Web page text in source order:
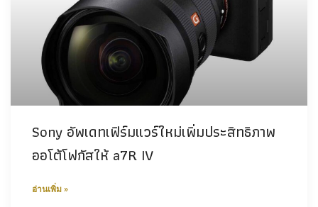
Sony อัพเดทเฟิร์มแวร์ใหม่เพิ่มประสิทธิภาพ
ออโต้โฟกัสให้ a7R IV
อ่านเพิ่ม »